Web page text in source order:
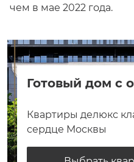
чем в мае 2022 года.
Готовый дом с
Квартиры делюкс
сердце Москвы